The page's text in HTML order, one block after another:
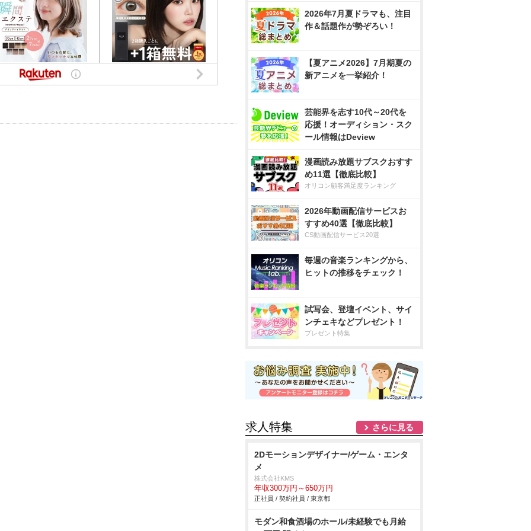
2026年7月夏ドラマも、注目
作＆話題作が勢ぞろい！
【夏アニメ2026】7月期夏の
新アニメを一挙紹介！
芸能界を志す10代～20代を
応援！オーディション・スク
ール情報はDeview
漫画読み放題サブスクおすす
め11選【徹底比較】
オリコン顧客満足度ランキング
2026年動画配信サービスお
すすめ40選【徹底比較】
CS動画配信サービス20選
毎週の音楽ランキングから、
ヒットの推移をチェック！
試写会、登壇イベント、サイ
ンチェキなどプレゼント！
プレゼント特集
求人特集 さらに見る
2Dモーションデザイナー/ゲーム・エンタ
メ
株式会社KMS
年収300万円～650万円
正社員 / 契約社員 / 東京都
モダン和食酒場のホール/未経験でも月給